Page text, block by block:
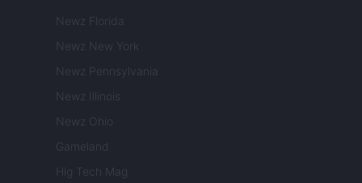
Newz Florida
Newz New York
Newz Pennsylvania
Newz Illinois
Newz Ohio
Gameland
Hig Tech Mag